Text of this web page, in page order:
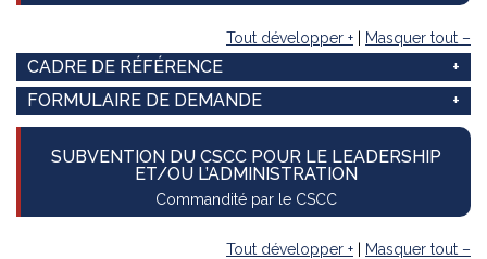
Tout développer + | Masquer tout –
CADRE DE RÉFÉRENCE
FORMULAIRE DE DEMANDE
SUBVENTION DU CSCC POUR LE LEADERSHIP
ET/OU L’ADMINISTRATION
Commandité par le CSCC
Tout développer + Masquer tout –